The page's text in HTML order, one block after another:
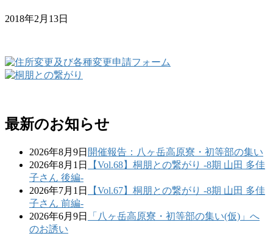
2018年2月13日
最新のお知らせ
2026年8月9日 開催報告：八ヶ岳高原寮・初等部の集い
2026年8月1日
【Vol.68】桐朋との繋がり -8期 山田 多佳
子さん 後編-
2026年7月1日
【Vol.67】桐朋との繋がり -8期 山田 多佳
子さん 前編-
2026年6月9日
「八ヶ岳高原寮・初等部の集い(仮)」へ
のお誘い